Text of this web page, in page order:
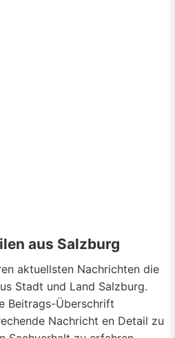
aus Salzburg
aktuellsten Nachrichten die
Stadt und Land Salzburg.
Beitrags-Überschrift
Nachricht en Detail zu